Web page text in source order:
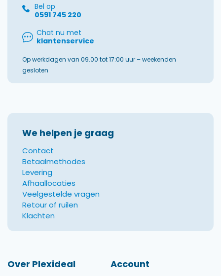
Bel op
0591 745 220
Chat nu met
klantenservice
Op werkdagen van 09.00 tot 17:00 uur – weekenden
gesloten
We helpen je graag
Contact
Betaalmethodes
Levering
Afhaallocaties
Veelgestelde vragen
Retour of ruilen
Klachten
Over Plexideal Account